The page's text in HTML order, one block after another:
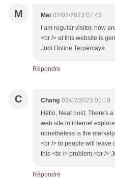
M Mei 02/02/2023 07:43
I am regular visitor, how
<br /> at this website is
Judi Online Terpercaya
Répondre
C Chang 02/02/2023 01:19
Hello, Neat post. There's
web site in internet
nonetheless is the
<br /> to people will leave
this <br /> problem.<br />
Répondre